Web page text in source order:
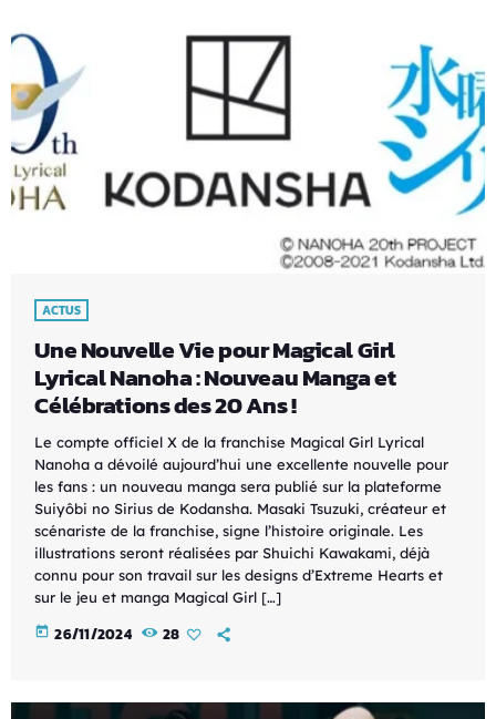
ACTUS
Une Nouvelle Vie pour Magical Girl
Lyrical Nanoha : Nouveau Manga et
Célébrations des 20 Ans !
Le compte officiel X de la franchise Magical Girl Lyrical
Nanoha a dévoilé aujourd’hui une excellente nouvelle pour
les fans : un nouveau manga sera publié sur la plateforme
Suiyôbi no Sirius de Kodansha. Masaki Tsuzuki, créateur et
scénariste de la franchise, signe l’histoire originale. Les
illustrations seront réalisées par Shuichi Kawakami, déjà
connu pour son travail sur les designs d’Extreme Hearts et
sur le jeu et manga Magical Girl […]
today 26/11/2024 28